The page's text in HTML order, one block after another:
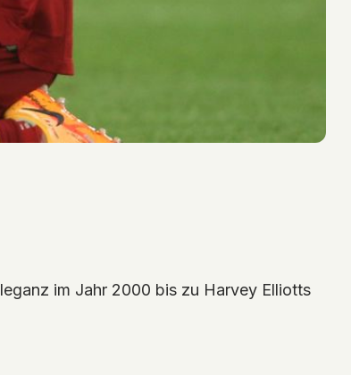
im Jahr 2000 bis zu Harvey Elliotts